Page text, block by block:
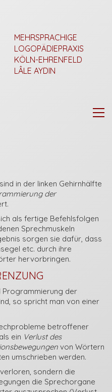
MEHRSPRACHIGE
LOGOPÄDIEPRAXIS
KÖLN-EHRENFELD
LÂLE AYDIN
in der linken Gehirnhälfte
der
als fertige Befehlsfolgen
Sprechmuskeln
sorgen sie dafür, dass
etc. durch ihre
hervorbringen.
Programmierung der
so spricht man von einer
betroffener
ein Verlust des
von Wörtern
umschrieben werden.
sondern die
die Sprechorgane